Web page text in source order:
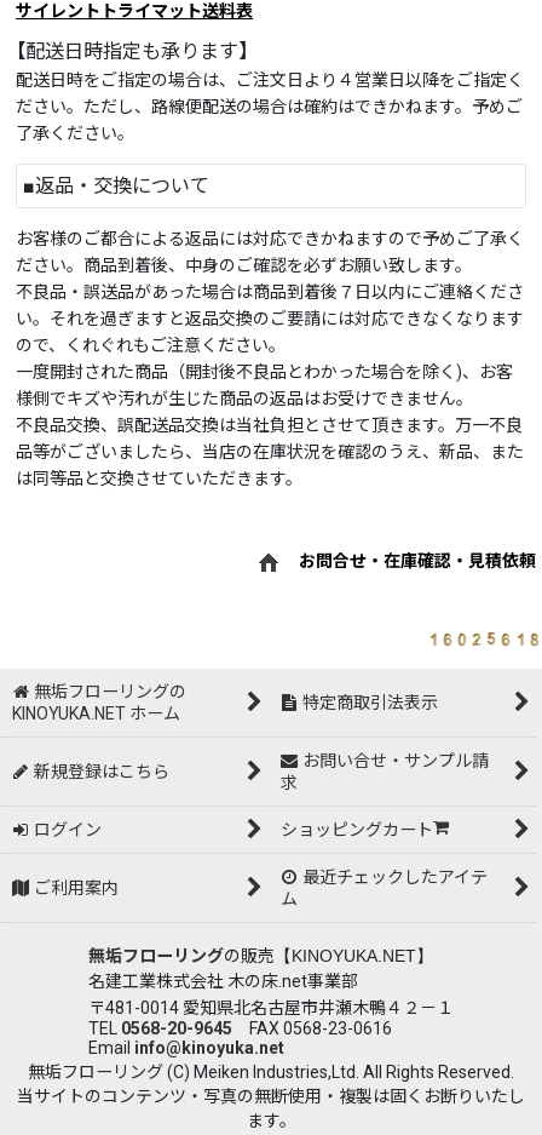
サイレントトライマット送料表
【配送日時指定も承ります】
配送日時をご指定の場合は、ご注文日より４営業日以降をご指定く
ださい。ただし、路線便配送の場合は確約はできかねます。予めご
了承ください。
■返品・交換について
お客様のご都合による返品には対応できかねますので予めご了承く
ださい。商品到着後、中身のご確認を必ずお願い致します。
不良品・誤送品があった場合は商品到着後７日以内にご連絡くださ
い。それを過ぎますと返品交換のご要請には対応できなくなります
ので、くれぐれもご注意ください。
一度開封された商品（開封後不良品とわかった場合を除く)、お客
様側でキズや汚れが生じた商品の返品はお受けできません。
不良品交換、誤配送品交換は当社負担とさせて頂きます。万一不良
品等がございましたら、当店の在庫状況を確認のうえ、新品、また
は同等品と交換させていただきます。
お問合せ・在庫確認・見積依頼
無垢フローリングの
KINOYUKA.NET ホーム
特定商取引法表示
新規登録はこちら
お問い合せ・サンプル請
求
ログイン ショッピングカート
ご利用案内
最近チェックしたアイテ
ム
無垢フローリングの販売 【KINOYUKA.NET】
名建工業株式会社 木の床.net事業部
〒481-0014 愛知県北名古屋市井瀬木鴨４２－１
TEL 0568-20-9645 FAX 0568-23-0616
Email info@kinoyuka.net
無垢フローリング (C) Meiken Industries,Ltd. All Rights Reserved.
当サイトのコンテンツ・写真の無断使用・複製は固くお断りいたし
ます。